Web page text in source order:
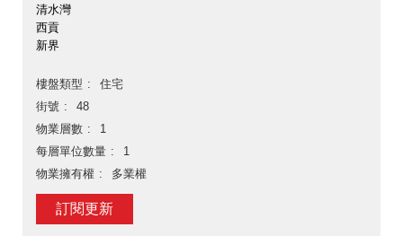
清水灣
西貢
新界
樓盤類型
住宅
街號
48
物業層數
1
每層單位數量
1
物業擁有權
多業權
訂閱更新